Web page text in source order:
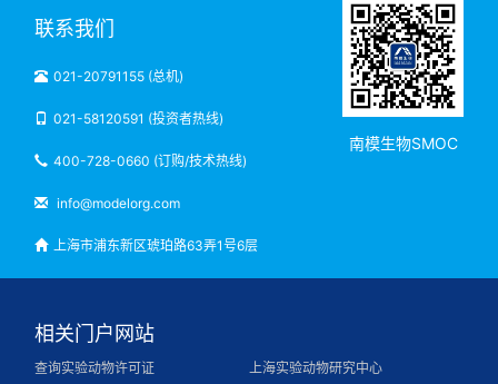
联系我们
021-20791155 (总机)
021-58120591 (投资者热线)
400-728-0660 (订购/技术热线)
info@modelorg.com
上海市浦东新区琥珀路63弄1号6层
南模生物SMOC
相关门户网站
查询实验动物许可证
上海实验动物研究中心